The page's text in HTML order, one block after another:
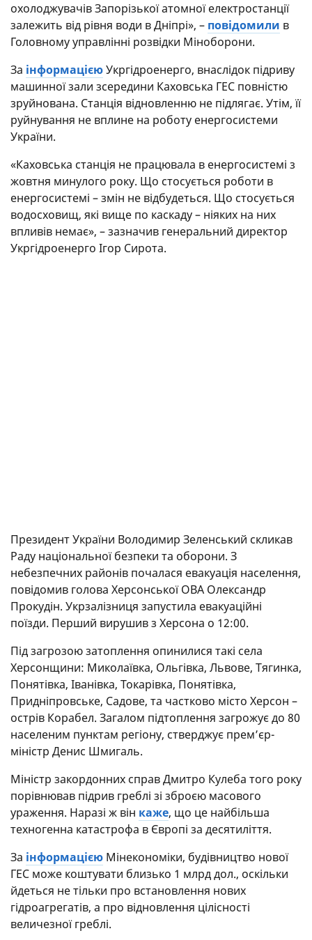
охолоджувачів Запорізької атомної електростанції
залежить від рівня води в Дніпрі», – повідомили в
Головному управлінні розвідки Міноборони.
За інформацієюУкргідроенерго, внаслідок підриву
машинної зали зсередини Каховська ГЕС повністю
зруйнована. Станція відновленню не підлягає. Утім, її
руйнування не вплине на роботу енергосистеми
України.
«Каховська станція не працювала в енергосистемі з
жовтня минулого року. Що стосується роботи в
енергосистемі – змін не відбудеться. Що стосується
водосховищ, які вище по каскаду – ніяких на них
впливів немає», – зазначив генеральний директор
Укргідроенерго Ігор Сирота.
Президент України Володимир Зеленський скликав
Раду національної безпеки та оборони. З
небезпечних районів почалася евакуація населення,
повідомив голова Херсонської ОВА Олександр
Прокудін. Укрзалізниця запустила евакуаційні
поїзди. Перший вирушив з Херсона о 12:00.
Під загрозою затоплення опинилися такі села
Херсонщини: Миколаївка, Ольгівка, Львове, Тягинка,
Понятівка, Іванівка, Токарівка, Понятівка,
Придніпровське, Садове, та частково місто Херсон –
острів Корабел. Загалом підтоплення загрожує до 80
населеним пунктам регіону, стверджує прем’єр-
міністр Денис Шмигаль.
Міністр закордонних справ Дмитро Кулеба того року
порівнював підрив греблі зі зброєю масового
ураження. Наразі ж він каже, що це найбільша
техногенна катастрофа в Європі за десятиліття.
За інформацією Мінекономіки, будівництво нової
ГЕС може коштувати близько 1 млрд дол., оскільки
йдеться не тільки про встановлення нових
гідроагрегатів, а про відновлення цілісності
величезної греблі.